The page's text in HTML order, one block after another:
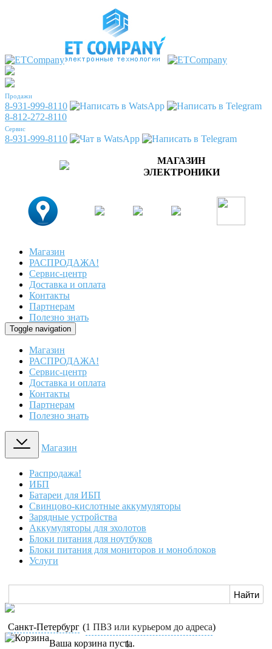
Продажи
8-931-999-8110
8-812-272-8110
Сервис
8-931-999-8110
МАГАЗИН
ЭЛЕКТРОНИКИ
Магазин
РАСПРОДАЖА!
Сервис-центр
Доставка и оплата
Контакты
Партнерам
Полезно знать
Toggle navigation
Магазин
РАСПРОДАЖА!
Сервис-центр
Доставка и оплата
Контакты
Партнерам
Полезно знать
Магазин
Распродажа!
ИБП
Батареи для ИБП
Свинцово-кислотные аккумуляторы
Зарядные устройства
Аккумуляторы для эхолотов
Блоки питания для ноутбуков
Блоки питания для мониторов и моноблоков
Услуги
Санкт-Петербург (1 ПВЗ или курьером до адреса)
Ваша корзина пуста.